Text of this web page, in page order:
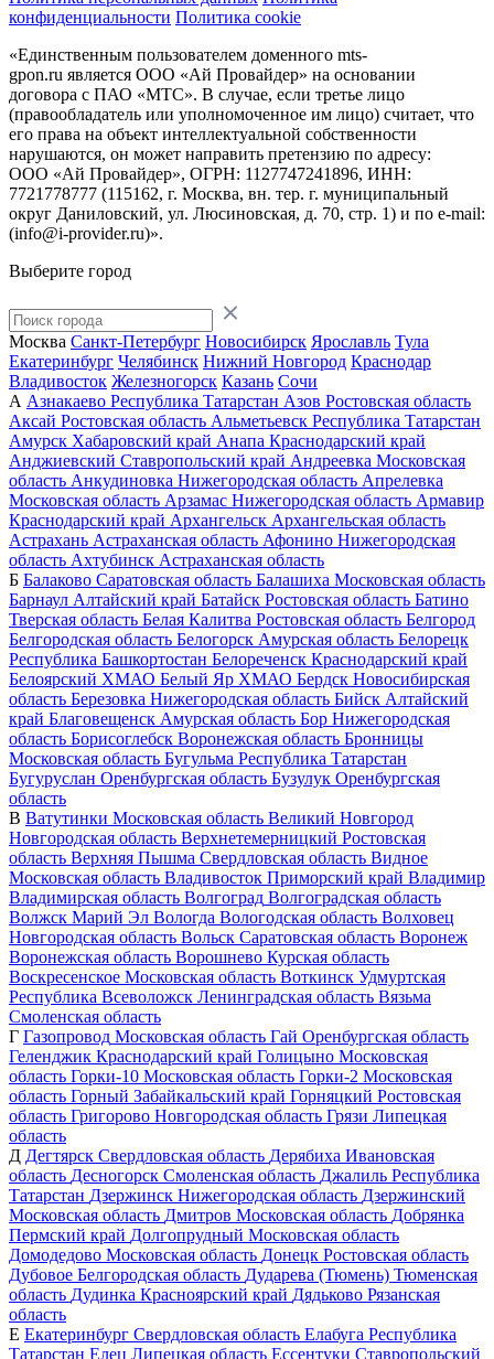
конфиденциальности Политика cookie
«Единственным пользователем доменного mts-
gpon.ru является ООО «Ай Провайдер» на основании
договора с ПАО «МТС». В случае, если третье лицо
(правообладатель или уполномоченное им лицо) считает, что
его права на объект интеллектуальной собственности
нарушаются, он может направить претензию по адресу:
ООО «Ай Провайдер», ОГРН: 1127747241896, ИНН:
7721778777 (115162, г. Москва, вн. тер. г. муниципальный
округ Даниловский, ул. Люсиновская, д. 70, стр. 1) и по e-mail:
(info@i-provider.ru)».
Выберите город
Москва Санкт-Петербург Новосибирск Ярославль Тула
Екатеринбург Челябинск Нижний Новгород Краснодар
Владивосток Железногорск Казань Сочи
А Азнакаево Республика Татарстан Азов Ростовская область
Аксай Ростовская область Альметьевск Республика Татарстан
Амурск Хабаровский край Анапа Краснодарский край
Анджиевский Ставропольский край Андреевка Московская
область Анкудиновка Нижегородская область Апрелевка
Московская область Арзамас Нижегородская область Армавир
Краснодарский край Архангельск Архангельская область
Астрахань Астраханская область Афонино Нижегородская
область Ахтубинск Астраханская область
Б Балаково Саратовская область Балашиха Московская область
Барнаул Алтайский край Батайск Ростовская область Батино
Тверская область Белая Калитва Ростовская область Белгород
Белгородская область Белогорск Амурская область Белорецк
Республика Башкортостан Белореченск Краснодарский край
Белоярский ХМАО Белый Яр ХМАО Бердск Новосибирская
область Березовка Нижегородская область Бийск Алтайский
край Благовещенск Амурская область Бор Нижегородская
область Борисоглебск Воронежская область Бронницы
Московская область Бугульма Республика Татарстан
Бугуруслан Оренбургская область Бузулук Оренбургская
область
В Ватутинки Московская область Великий Новгород
Новгородская область Верхнетемерницкий Ростовская
область Верхняя Пышма Свердловская область Видное
Московская область Владивосток Приморский край Владимир
Владимирская область Волгоград Волгоградская область
Волжск Марий Эл Вологда Вологодская область Волховец
Новгородская область Вольск Саратовская область Воронеж
Воронежская область Ворошнево Курская область
Воскресенское Московская область Воткинск Удмуртская
Республика Всеволожск Ленинградская область Вязьма
Смоленская область
Г Газопровод Московская область Гай Оренбургская область
Геленджик Краснодарский край Голицыно Московская
область Горки-10 Московская область Горки-2 Московская
область Горный Забайкальский край Горняцкий Ростовская
область Григорово Новгородская область Грязи Липецкая
область
Д Дегтярск Свердловская область Дерябиха Ивановская
область Десногорск Смоленская область Джалиль Республика
Татарстан Дзержинск Нижегородская область Дзержинский
Московская область Дмитров Московская область Добрянка
Пермский край Долгопрудный Московская область
Домодедово Московская область Донецк Ростовская область
Дубовое Белгородская область Дударева (Тюмень) Тюменская
область Дудинка Красноярский край Дядьково Рязанская
область
Е Екатеринбург Свердловская область Елабуга Республика
Татарстан Елец Липецкая область Ессентуки Ставропольский